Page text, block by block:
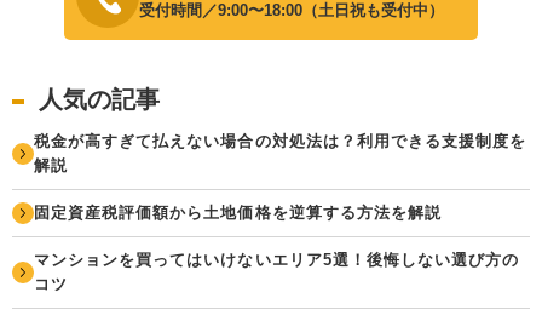
受付時間／9:00〜18:00（土日祝も受付中）
人気の記事
税金が高すぎて払えない場合の対処法は？利用できる支援制度を
解説
固定資産税評価額から土地価格を逆算する方法を解説
マンションを買ってはいけないエリア5選！後悔しない選び方の
コツ